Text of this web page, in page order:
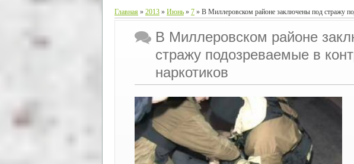
Главная » 2013 » Июнь » 7 » В Миллеровском районе заключены под стражу
В Миллеровском районе
стражу подозреваемые в
наркотиков